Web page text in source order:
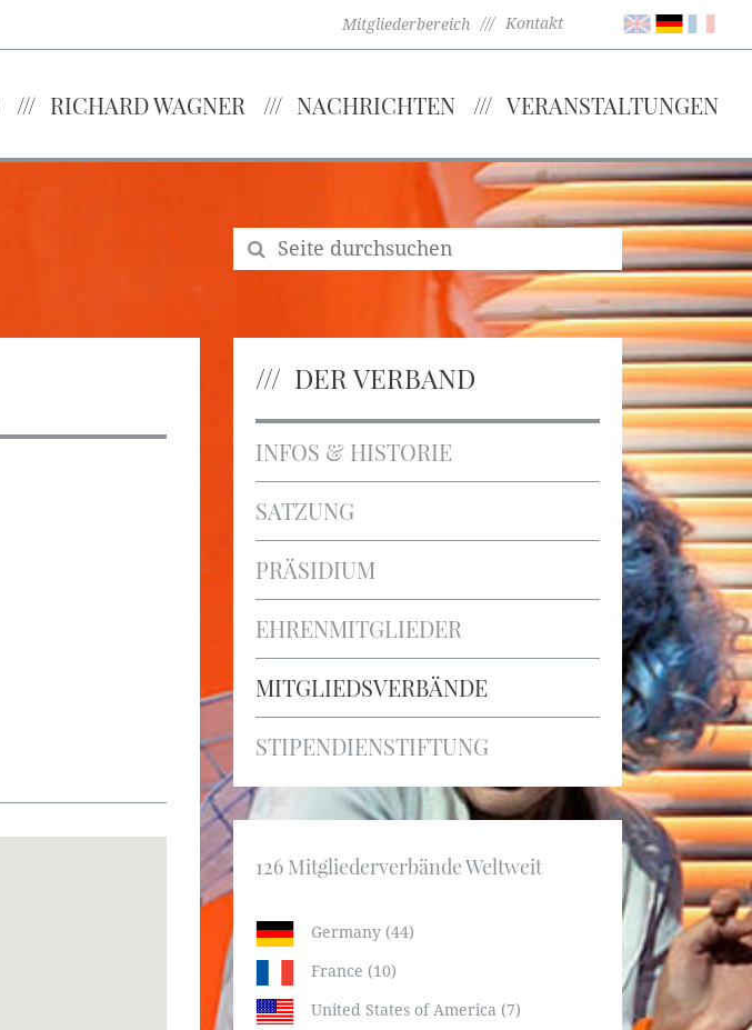
Mitgliederbereich Kontakt
RICHARD WAGNER NACHRICHTEN VERANSTALTUNGEN
DER VERBAND
INFOS & HISTORIE
SATZUNG
PRÄSIDIUM
EHRENMITGLIEDER
MITGLIEDSVERBÄNDE
STIPENDIENSTIFTUNG
126 Mitgliederverbände Weltweit
Germany (44)
France (10)
United States of America (7)